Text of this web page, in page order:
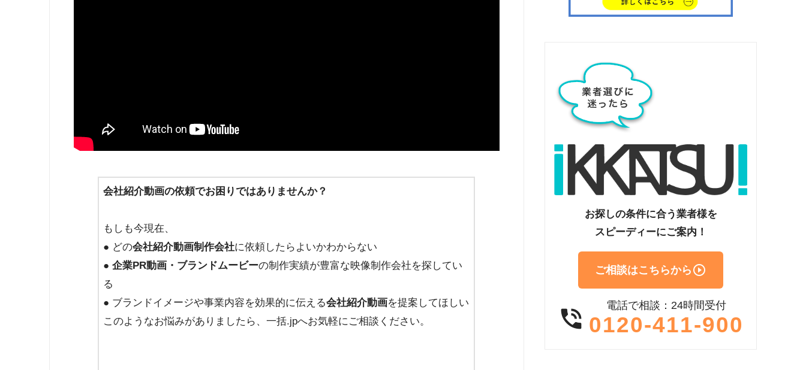
会社紹介動画の依頼でお困りではありませんか？
もしも今現在、
● どの会社紹介動画制作会社に依頼したらよいかわからない
● 企業PR動画・ブランドムービーの制作実績が豊富な映像制作会社を探してい
る
● ブランドイメージや事業内容を効果的に伝える会社紹介動画を提案してほしい
このようなお悩みがありましたら、一括.jpへお気軽にご相談ください。
お探しの条件に合う業者様を
スピーディーにご案内！
ご相談はこちらから 
 電話で相談：24時間受付
0120-411-900